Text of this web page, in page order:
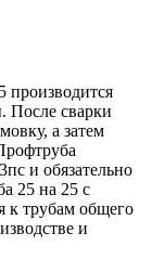
производится
После сварки
а затем
и обязательно
25 на 25 с
к трубам общего
и